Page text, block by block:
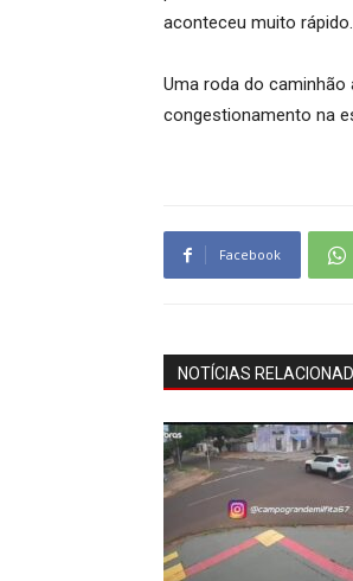
aconteceu muito rápido.
Uma roda do
congestionamento na
Facebook
NOTÍCIAS